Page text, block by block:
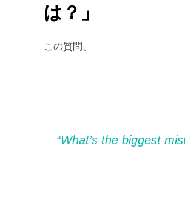
は？」
この質問、
“What’s the biggest